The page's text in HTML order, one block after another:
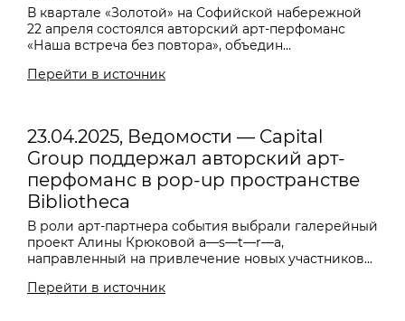
В квартале «Золотой» на Софийской набережной
22 апреля состоялся авторский арт-перфоманс
«Наша встреча без повтора», объедин...
Перейти в источник
23.04.2025, Ведомости — Capital
Group поддержал авторский арт-
перфоманс в pop-up пространстве
Bibliotheca
В роли арт-партнера события выбрали галерейный
проект Алины Крюковой a—s—t—r—a,
направленный на привлечение новых участников...
Перейти в источник